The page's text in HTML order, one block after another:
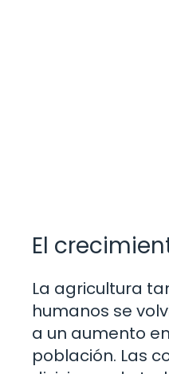
El
La agricultura
humanos se
a un aumento
población. Las